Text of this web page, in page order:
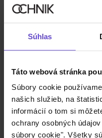
Súhlas
Táto webová stránka
Súbory cookie
našich služieb, na
informácií o tom si
ochrany osobných
súbory cookie". Všetky
Naša modelka je vysoká
Popis produktu
Zloženie